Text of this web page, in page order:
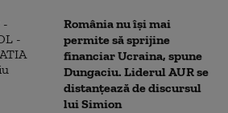
România nu își mai
permite să sprijine
financiar Ucraina, spune
Dungaciu. Liderul AUR se
distanțează de discursul
lui Simion